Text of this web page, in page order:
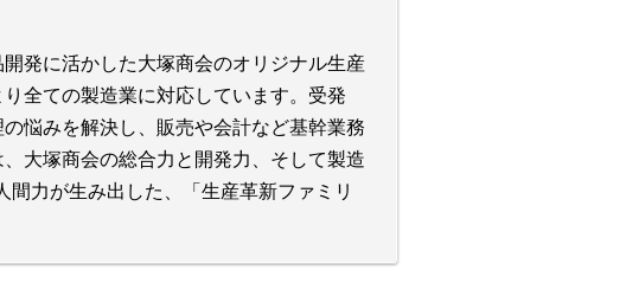
発に活かした大塚商会のオリジナル生産
全ての製造業に対応しています。受発
悩みを解決し、販売や会計など基幹業務
大塚商会の総合力と開発力、そして製造
力が生み出した、「生産革新ファミリ